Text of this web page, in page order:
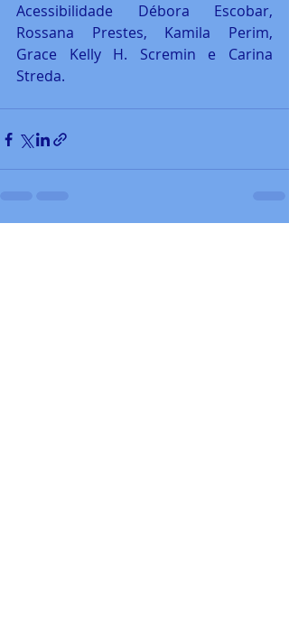
Acessibilidade Débora Escobar,
Rossana Prestes, Kamila Perim,
Grace Kelly H. Scremin e Carina
Streda.